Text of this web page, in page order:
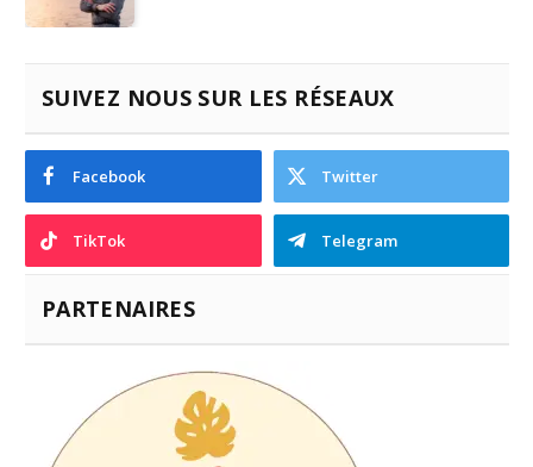
SUIVEZ NOUS SUR LES RÉSEAUX
Facebook Twitter
TikTok Telegram
PARTENAIRES